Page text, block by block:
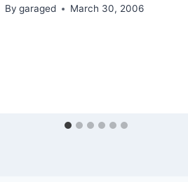
By garaged March 30, 2006